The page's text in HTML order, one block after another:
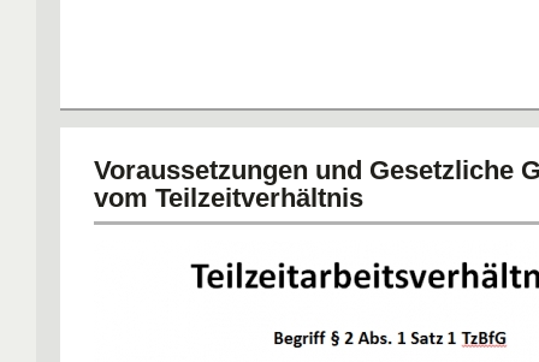
Voraussetzungen und Gesetzliche
vom Teilzeitverhältnis